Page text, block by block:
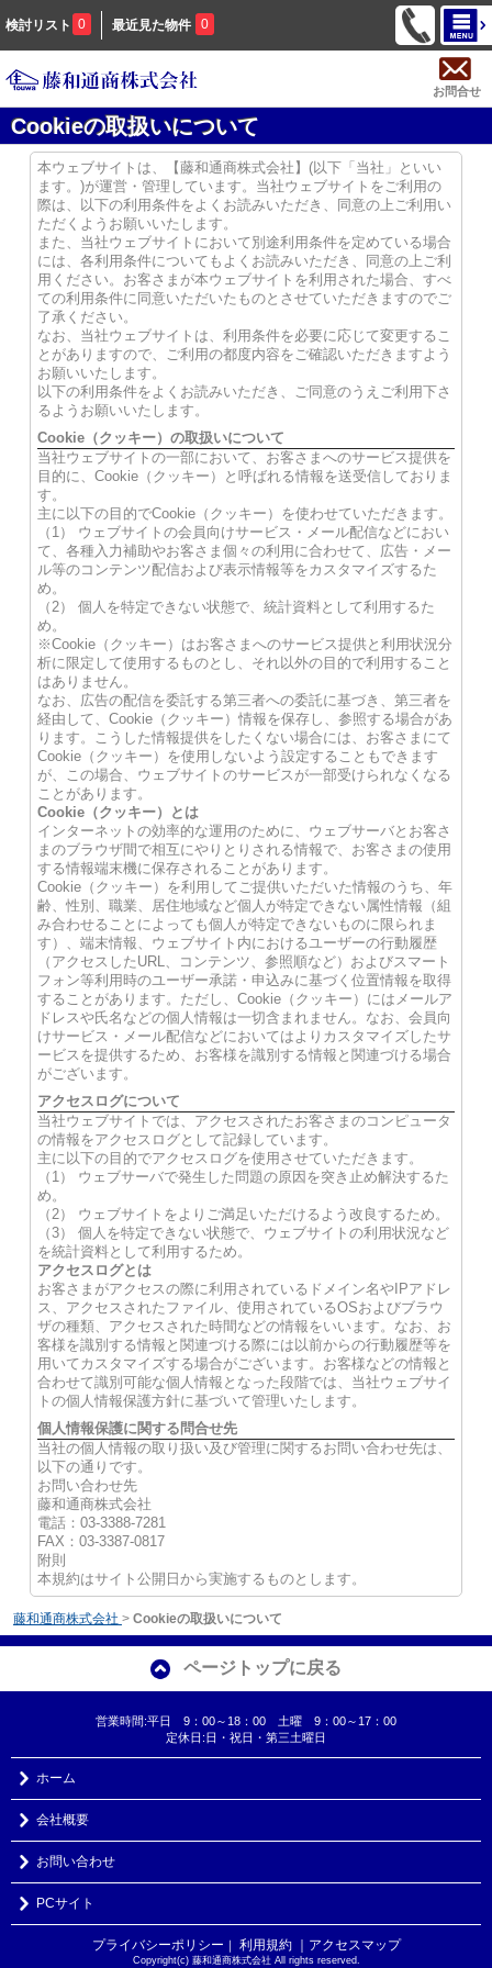
検討リスト 0 最近見た物件 0
お問合せ
Cookieの取扱いについて
本ウェブサイトは、【藤和通商株式会社】(以下「当社」といい
ます。)が運営・管理しています。当社ウェブサイトをご利用の
際は、以下の利用条件をよくお読みいただき、同意の上ご利用い
ただくようお願いいたします。
また、当社ウェブサイトにおいて別途利用条件を定めている場合
には、各利用条件についてもよくお読みいただき、同意の上ご利
用ください。お客さまが本ウェブサイトを利用された場合、すべ
ての利用条件に同意いただいたものとさせていただきますのでご
了承ください。
なお、当社ウェブサイトは、利用条件を必要に応じて変更するこ
とがありますので、ご利用の都度内容をご確認いただきますよう
お願いいたします。
以下の利用条件をよくお読みいただき、ご同意のうえご利用下さ
るようお願いいたします。
Cookie（クッキー）の取扱いについて
当社ウェブサイトの一部において、お客さまへのサービス提供を
目的に、Cookie（クッキー）と呼ばれる情報を送受信しておりま
す。
主に以下の目的でCookie（クッキー）を使わせていただきます。
（1） ウェブサイトの会員向けサービス・メール配信などにおい
て、各種入力補助やお客さま個々の利用に合わせて、広告・メー
ル等のコンテンツ配信および表示情報等をカスタマイズするた
め。
（2） 個人を特定できない状態で、統計資料として利用するた
め。
※Cookie（クッキー）はお客さまへのサービス提供と利用状況分
析に限定して使用するものとし、それ以外の目的で利用すること
はありません。
なお、広告の配信を委託する第三者への委託に基づき、第三者を
経由して、Cookie（クッキー）情報を保存し、参照する場合があ
ります。こうした情報提供をしたくない場合には、お客さまにて
Cookie（クッキー）を使用しないよう設定することもできます
が、この場合、ウェブサイトのサービスが一部受けられなくなる
ことがあります。
Cookie（クッキー）とは
インターネットの効率的な運用のために、ウェブサーバとお客さ
まのブラウザ間で相互にやりとりされる情報で、お客さまの使用
する情報端末機に保存されることがあります。
Cookie（クッキー）を利用してご提供いただいた情報のうち、年
齢、性別、職業、居住地域など個人が特定できない属性情報（組
み合わせることによっても個人が特定できないものに限られま
す）、端末情報、ウェブサイト内におけるユーザーの行動履歴
（アクセスしたURL、コンテンツ、参照順など）およびスマート
フォン等利用時のユーザー承諾・申込みに基づく位置情報を取得
することがあります。ただし、Cookie（クッキー）にはメールア
ドレスや氏名などの個人情報は一切含まれません。なお、会員向
けサービス・メール配信などにおいてはよりカスタマイズしたサ
ービスを提供するため、お客様を識別する情報と関連づける場合
がございます。
アクセスログについて
当社ウェブサイトでは、アクセスされたお客さまのコンピュータ
の情報をアクセスログとして記録しています。
主に以下の目的でアクセスログを使用させていただきます。
（1） ウェブサーバで発生した問題の原因を突き止め解決するた
め。
（2） ウェブサイトをよりご満足いただけるよう改良するため。
（3） 個人を特定できない状態で、ウェブサイトの利用状況など
を統計資料として利用するため。
アクセスログとは
お客さまがアクセスの際に利用されているドメイン名やIPアドレ
ス、アクセスされたファイル、使用されているOSおよびブラウ
ザの種類、アクセスされた時間などの情報をいいます。なお、お
客様を識別する情報と関連づける際には以前からの行動履歴等を
用いてカスタマイズする場合がございます。お客様などの情報と
合わせて識別可能な個人情報となった段階では、当社ウェブサイ
トの個人情報保護方針に基づいて管理いたします。
個人情報保護に関する問合せ先
当社の個人情報の取り扱い及び管理に関するお問い合わせ先は、
以下の通りです。
お問い合わせ先
藤和通商株式会社
電話：03-3388-7281
FAX：03-3387-0817
附則
本規約はサイト公開日から実施するものとします。
藤和通商株式会社 > Cookieの取扱いについて
ページトップに戻る
営業時間:平日 9：00～18：00 土曜 9：00～17：00
定休日:日・祝日・第三土曜日
ホーム
会社概要
お問い合わせ
PCサイト
プライバシーポリシー ｜ 利用規約 ｜アクセスマップ
Copyright(c) 藤和通商株式会社 All rights reserved.